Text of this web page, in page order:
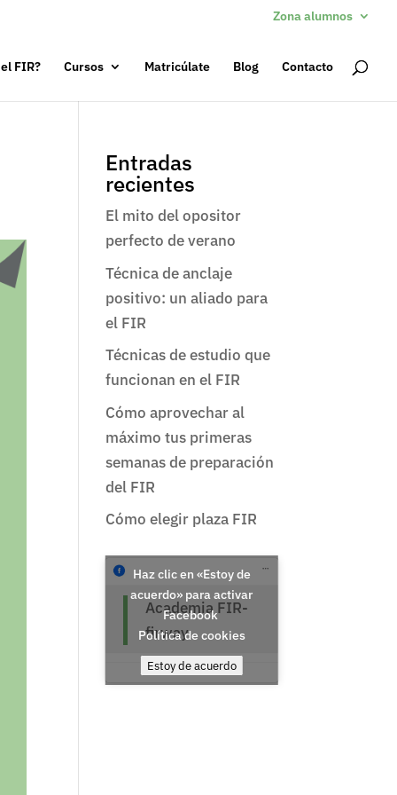
Zona alumnos
FIR? Cursos Matricúlate Blog Contacto
Entradas
recientes
El mito del opositor
perfecto de verano
Técnica de anclaje
positivo: un aliado para
el FIR
Técnicas de estudio que
funcionan en el FIR
Cómo aprovechar al
máximo tus primeras
semanas de preparación
del FIR
Cómo elegir plaza FIR
Academia FIR-
firway
Haz clic en «Estoy de
acuerdo» para activar
Facebook
Política de cookies
Estoy de acuerdo